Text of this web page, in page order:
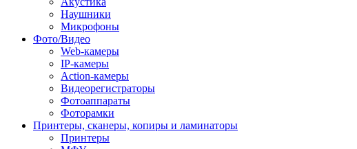
Наушники
Микрофоны
Фото/Видео
Web-камеры
IP-камеры
Action-камеры
Видеорегистраторы
Фотоаппараты
Фоторамки
Принтеры, сканеры, копиры и ламинаторы
Принтеры